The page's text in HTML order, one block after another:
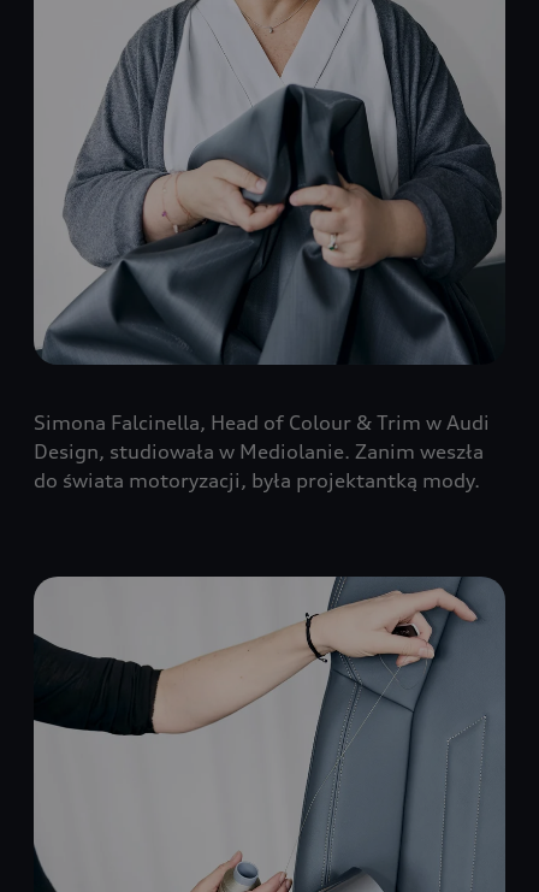
Simona Falcinella, Head of Colour & Trim w Audi
Design, studiowała w Mediolanie. Zanim weszła
do świata motoryzacji, była projektantką mody.